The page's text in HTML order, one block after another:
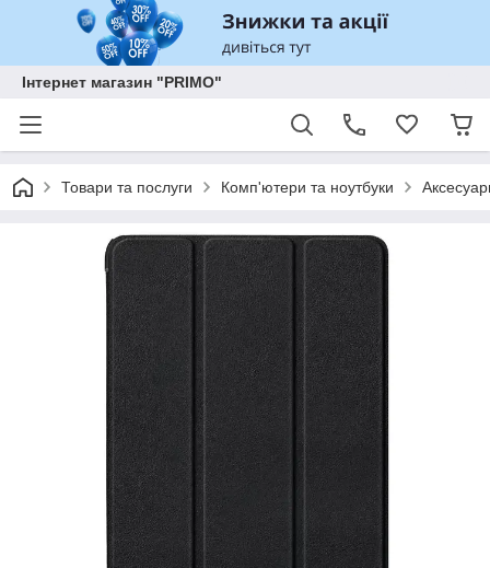
Інтернет магазин "PRIMO"
Товари та послуги Комп'ютери та ноутбуки